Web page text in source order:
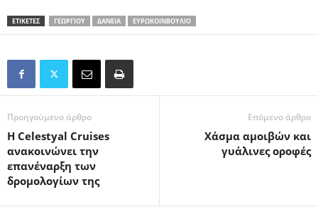
ΕΤΙΚΕΤΕΣ ΓΕΩΡΓΊΟΥ ΔΆΝΕΙΑ ΕΥΡΩΚΟΙΝΒΟΎΛΙΟ
Προηγούμενο άρθρο
H Celestyal Cruises
ανακοινώνει την
επανέναρξη των
δρομολογίων της
Επόμενο άρθρο
Χάσμα αμοιβών και
γυάλινες οροφές